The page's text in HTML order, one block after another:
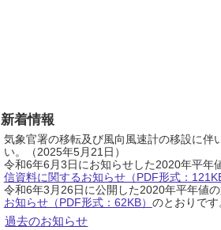
新着情報
気象官署の移転及び風向風速計の移設に伴
い。（2025年5月21日）
令和6年6月3日にお知らせした2020年平年
信資料に関するお知らせ（PDF形式：121KB
令和6年3月26日に公開した2020年平年値
お知らせ（PDF形式：62KB） のとおりです
過去のお知らせ